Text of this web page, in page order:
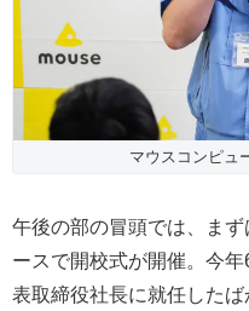
マウスコンピュ
午後の部の冒頭では、ま
ースで開校式が開催。今
表取締役社長に就任した